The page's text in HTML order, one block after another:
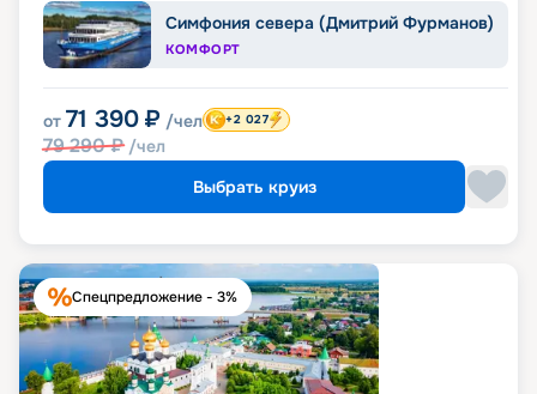
Симфония севера (Дмитрий Фурманов)
КОМФОРТ
от 71 390 ₽ /чел
79 290₽ /чел
+2 027
Выбрать круиз
Спецпредложение - 3%